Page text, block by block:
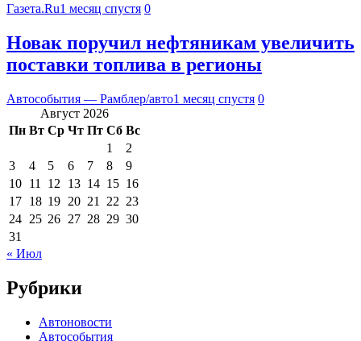
Газета.Ru1 месяц спустя 0
Новак поручил нефтяникам увеличить
поставки топлива в регионы
Автособытия — Рамблер/авто1 месяц спустя 0
Август 2026
Пн Вт Ср Чт Пт Сб Вс
1
2
3
4 5 6 7 8
9
10 11 12 13 14 15 16
17 18 19 20 21 22 23
24 25 26 27 28 29 30
31
« Июл
Рубрики
Автоновости
Автособытия